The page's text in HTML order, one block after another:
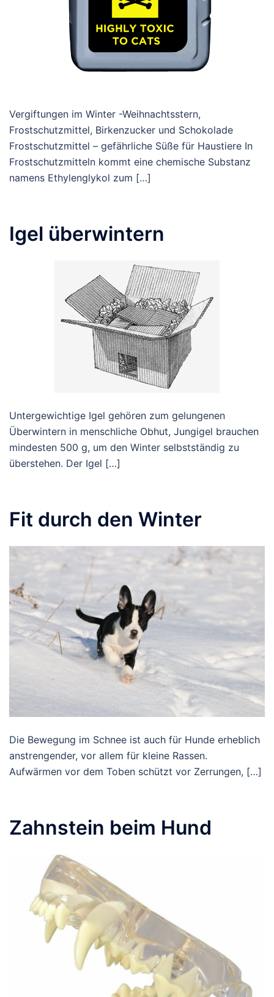
Vergiftungen im Winter -Weihnachtsstern,
Frostschutzmittel, Birkenzucker und Schokolade
Frostschutzmittel – gefährliche Süße für Haustiere In
Frostschutzmitteln kommt eine chemische Substanz
namens Ethylenglykol zum […]
Igel überwintern
Untergewichtige Igel gehören zum gelungenen
Überwintern in menschliche Obhut, Jungigel brauchen
mindesten 500 g, um den Winter selbstständig zu
überstehen. Der Igel […]
Fit durch den Winter
Die Bewegung im Schnee ist auch für Hunde erheblich
anstrengender, vor allem für kleine Rassen.
Aufwärmen vor dem Toben schützt vor Zerrungen, […]
Zahnstein beim Hund